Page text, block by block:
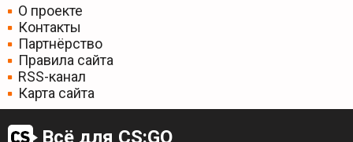
О проекте
Контакты
Партнёрство
Правила сайта
RSS-канал
Карта сайта
Всё для CS:GO